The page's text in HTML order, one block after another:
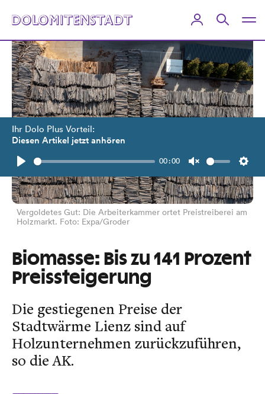
Ihr Dolo Plus Vorteil:
Diesen Artikel jetzt anhören
Play
00:00
Unmute
Vergoldetes Gut: Die Arbeiterkammer ortet Preistreiberei am
Holzmarkt. Foto: Expa/Groder
Biomasse: Bis zu 141 Prozent
Preissteigerung
Die gestiegenen Preise der
Stadtwärme Lienz sind auf
Holzunternehmen zurückzuführen,
so die AK.